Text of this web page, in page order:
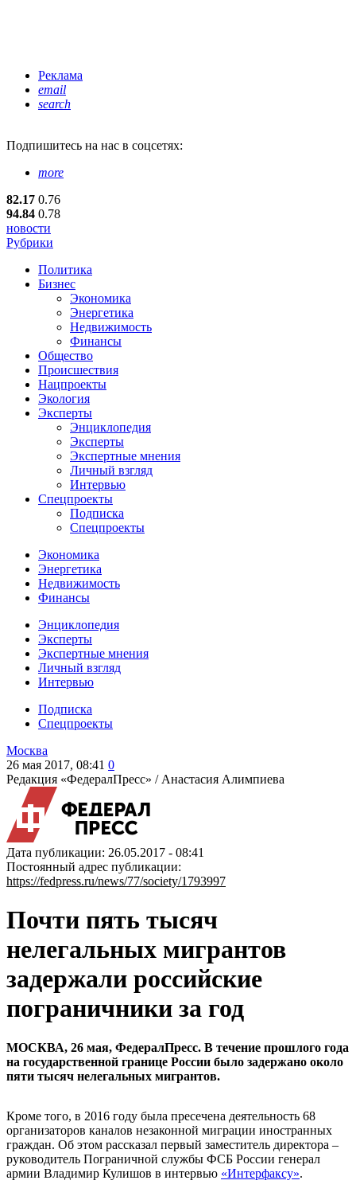
Реклама
email
search
Подпишитесь на нас в соцсетях:
more
82.17 0.76
94.84 0.78
новости
Рубрики
Политика
Бизнес
Экономика
Энергетика
Недвижимость
Финансы
Общество
Происшествия
Нацпроекты
Экология
Эксперты
Энциклопедия
Эксперты
Экспертные мнения
Личный взгляд
Интервью
Спецпроекты
Подписка
Спецпроекты
Экономика
Энергетика
Недвижимость
Финансы
Энциклопедия
Эксперты
Экспертные мнения
Личный взгляд
Интервью
Подписка
Спецпроекты
Москва
26 мая 2017, 08:41 0
Редакция «ФедералПресс» / Анастасия Алимпиева
Дата публикации: 26.05.2017 - 08:41
Постоянный адрес публикации:
https://fedpress.ru/news/77/society/1793997
Почти пять тысяч
нелегальных мигрантов
задержали российские
пограничники за год
МОСКВА, 26 мая, ФедералПресс. В течение прошлого года
на государственной границе России было задержано около
пяти тысяч нелегальных мигрантов.
Кроме того, в 2016 году была пресечена деятельность 68
организаторов каналов незаконной миграции иностранных
граждан. Об этом рассказал первый заместитель директора –
руководитель Пограничной службы ФСБ России генерал
армии Владимир Кулишов в интервью «Интерфаксу».